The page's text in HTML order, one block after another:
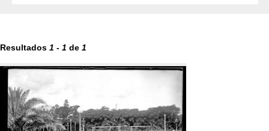
Resultados 1 - 1 de 1